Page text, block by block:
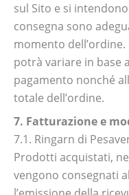
sul Sito e si
consegna sono
momento
potrà variare in base
pagamento nonché
totale dell’ordine.
7. Fatturazione e
7.1. Ringarn di
Prodotti acquistati,
vengono consegnati